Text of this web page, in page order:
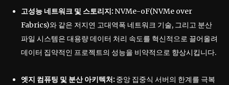
고성능 네트워크 및 스토리지:NVMe-oF(NVMe over
Fabrics)와 같은 저지연 고대역폭 네트워크 기술, 그리고 분산
파일 시스템은 대용량 데이터 처리 속도를 혁신적으로 끌어올려
데이터 집약적인 프로젝트의 성능을 비약적으로 향상시킵니다.
엣지 컴퓨팅 및 분산 아키텍처:중앙 집중식 서버의 한계를 극복